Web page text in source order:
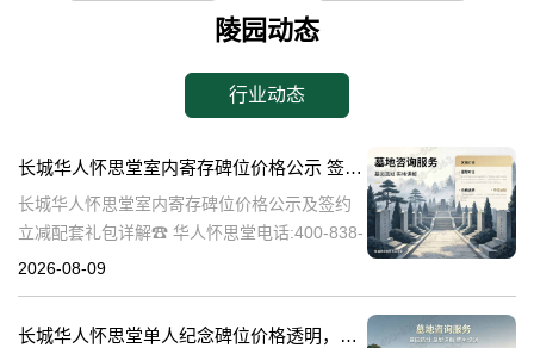
陵园动态
行业动态
长城华人怀思堂室内寄存碑位价格公示 签约立减配套礼包详解
长城华人怀思堂室内寄存碑位价格公示及签约
立减配套礼包详解☎ 华人怀思堂电话:400-838-
5063随着社会的发展和人们生活节奏的加快，
2026-08-09
长城华人怀思堂单人纪念碑位价格透明，空间升级活动限时开启：深度解析与优惠策略详解